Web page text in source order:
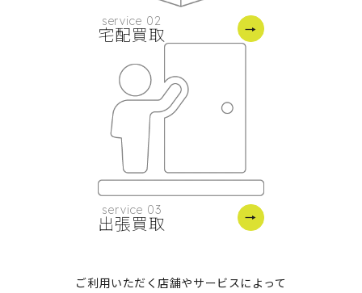
service 02
宅配買取
service 03
出張買取
ご利用いただく店舗やサービスによって